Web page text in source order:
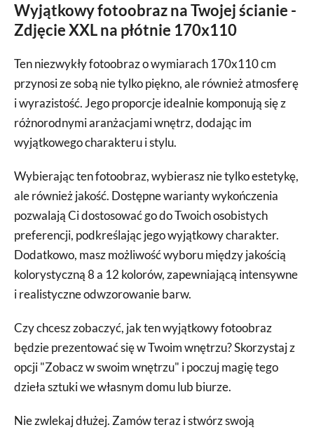
Wyjątkowy fotoobraz na Twojej ścianie -
Zdjęcie XXL na płótnie 170x110
Ten niezwykły fotoobraz o wymiarach 170x110 cm
przynosi ze sobą nie tylko piękno, ale również atmosferę
i wyrazistość. Jego proporcje idealnie komponują się z
różnorodnymi aranżacjami wnętrz, dodając im
wyjątkowego charakteru i stylu.
Wybierając ten fotoobraz, wybierasz nie tylko estetykę,
ale również jakość. Dostępne warianty wykończenia
pozwalają Ci dostosować go do Twoich osobistych
preferencji, podkreślając jego wyjątkowy charakter.
Dodatkowo, masz możliwość wyboru między jakością
kolorystyczną 8 a 12 kolorów, zapewniającą intensywne
i realistyczne odwzorowanie barw.
Czy chcesz zobaczyć, jak ten wyjątkowy fotoobraz
będzie prezentować się w Twoim wnętrzu? Skorzystaj z
opcji "Zobacz w swoim wnętrzu" i poczuj magię tego
dzieła sztuki we własnym domu lub biurze.
Nie zwlekaj dłużej. Zamów teraz i stwórz swoją